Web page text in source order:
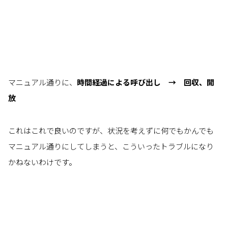
マニュアル通りに、 時間経過による呼び出し → 回収、開
放
これはこれで良いのですが、状況を考えずに何でもかんでも
マニュアル通りにしてしまうと、こういったトラブルになり
かねないわけです。